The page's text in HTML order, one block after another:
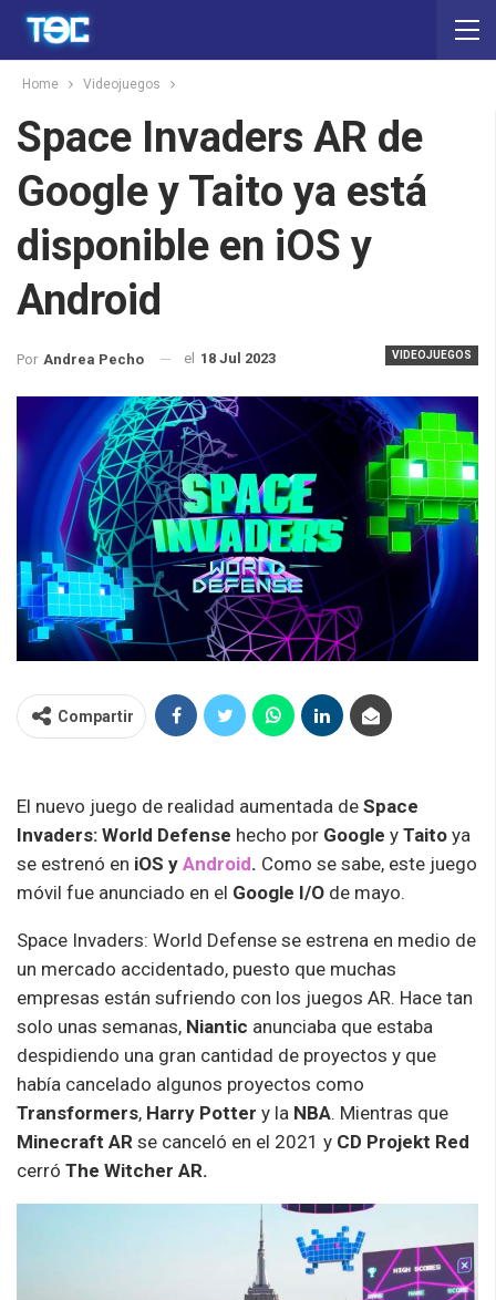
Home Videojuegos
Space Invaders AR de
Google y Taito ya está
disponible en iOS y
Android
VIDEOJUEGOS
Por Andrea Pecho el 18 Jul 2023
Compartir
El nuevo juego de realidad aumentada de Space
Invaders: World Defense hecho por Google y Taito ya
se estrenó en iOS y Android. Como se sabe, este juego
móvil fue anunciado en el Google I/O de mayo.
Space Invaders: World Defense se estrena en medio de
un mercado accidentado, puesto que muchas
empresas están sufriendo con los juegos AR. Hace tan
solo unas semanas, Niantic anunciaba que estaba
despidiendo una gran cantidad de proyectos y que
había cancelado algunos proyectos como
Transformers, Harry Potter y la NBA. Mientras que
Minecraft AR se canceló en el 2021 y CD Projekt Red
cerró The Witcher AR.